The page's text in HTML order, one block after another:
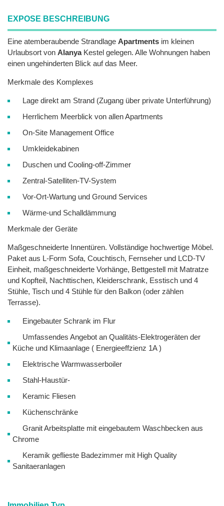
EXPOSE BESCHREIBUNG
Eine atemberaubende Strandlage Apartments im kleinen
Urlaubsort von AlanyaKestel gelegen. Alle Wohnungen haben
einen ungehinderten Blick auf das Meer.
Merkmale des Komplexes
Lage direkt am Strand (Zugang über private Unterführung)
Herrlichem Meerblick von allen Apartments
On-Site Management Office
Umkleidekabinen
Duschen und Cooling-off-Zimmer
Zentral-Satelliten-TV-System
Vor-Ort-Wartung und Ground Services
Wärme-und Schalldämmung
Merkmale der Geräte
Maßgeschneiderte Innentüren. Vollständige hochwertige Möbel.
Paket aus L-Form Sofa, Couchtisch, Fernseher und LCD-TV
Einheit, maßgeschneiderte Vorhänge, Bettgestell mit Matratze
und Kopfteil, Nachttischen, Kleiderschrank, Esstisch und 4
Stühle, Tisch und 4 Stühle für den Balkon (oder zählen
Terrasse).
Eingebauter Schrank im Flur
Umfassendes Angebot an Qualitäts-Elektrogeräten der
Küche und Klimaanlage ( Energieeffzienz 1A )
Elektrische Warmwasserboiler
Stahl-Haustür-
Keramic Fliesen
Küchenschränke
Granit Arbeitsplatte mit eingebautem Waschbecken aus
Chrome
Keramik geflieste Badezimmer mit High Quality
Sanitaeranlagen